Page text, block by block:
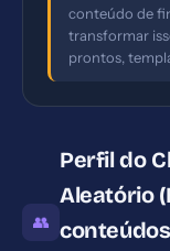
conteúdo de
transformar
prontos,
👥
Perfil do
Aleatório